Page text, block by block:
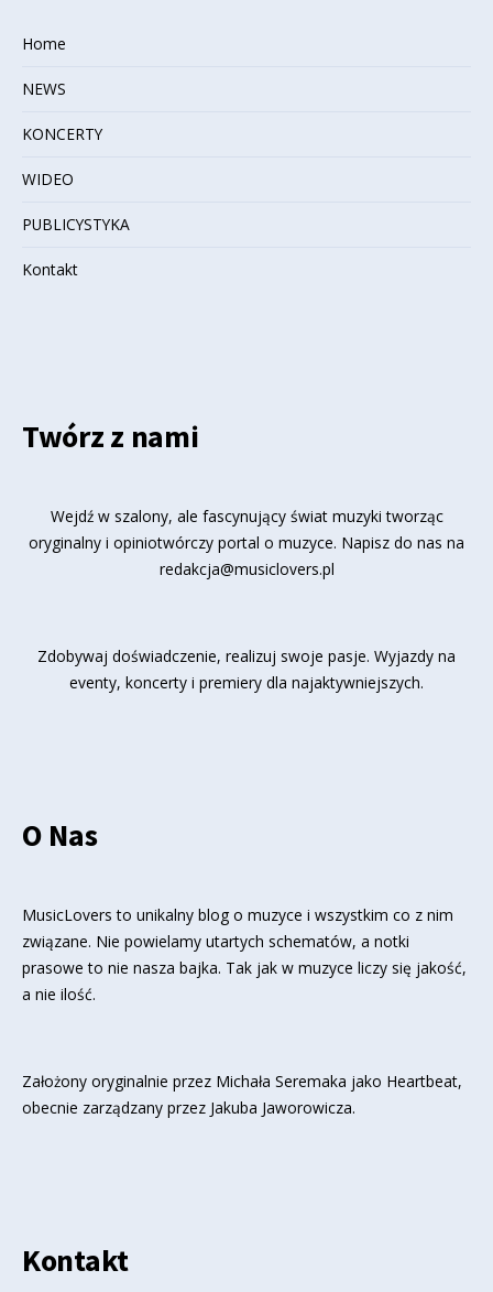
Home
NEWS
KONCERTY
WIDEO
PUBLICYSTYKA
Kontakt
Twórz z nami
Wejdź w szalony, ale fascynujący świat muzyki tworząc
oryginalny i opiniotwórczy portal o muzyce. Napisz do nas na
redakcja@musiclovers.pl
Zdobywaj doświadczenie, realizuj swoje pasje. Wyjazdy na
eventy, koncerty i premiery dla najaktywniejszych.
O Nas
MusicLovers to unikalny blog o muzyce i wszystkim co z nim
związane. Nie powielamy utartych schematów, a notki
prasowe to nie nasza bajka. Tak jak w muzyce liczy się jakość,
a nie ilość.
Założony oryginalnie przez Michała Seremaka jako Heartbeat,
obecnie zarządzany przez Jakuba Jaworowicza.
Kontakt